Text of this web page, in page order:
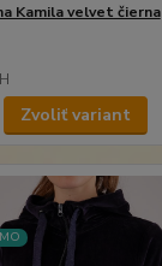
Kamila velvet čierna
Zvoliť variant